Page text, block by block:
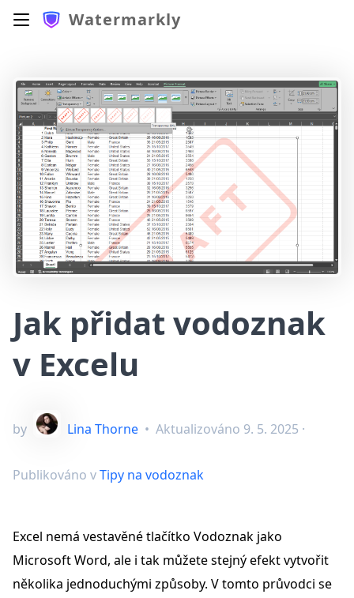
Watermarkly
Jak přidat vodoznak
v Excelu
by Lina Thorne • Aktualizováno 9. 5. 2025 ·
Publikováno vTipy na vodoznak
Excel nemá vestavěné tlačítko Vodoznak jako
Microsoft Word, ale i tak můžete stejný efekt vytvořit
několika jednoduchými způsoby. V tomto průvodci se